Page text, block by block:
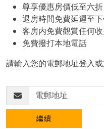
尊享優惠房價低至六折
退房時間免費延遲至
客房内免費觀賞任何
免費撥打本地電話
請輸入您的電郵地址登入或
繼續